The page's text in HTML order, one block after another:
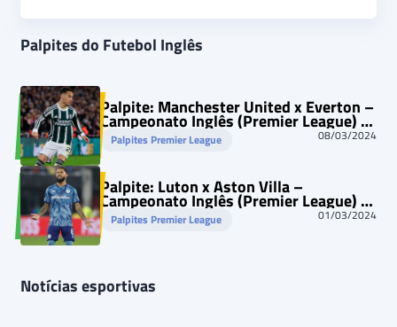
Palpites do Futebol Inglês
Palpite: Manchester United x Everton –
Campeonato Inglês (Premier League) –
09/03/2024
Palpites Premier League 08/03/2024
Palpite: Luton x Aston Villa –
Campeonato Inglês (Premier League) –
02/03/2024
Palpites Premier League 01/03/2024
Notícias esportivas